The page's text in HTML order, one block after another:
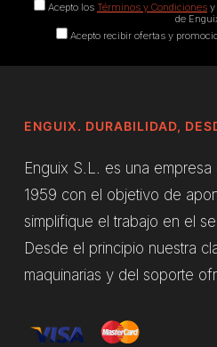
Acepto los Términos y Condicionesy
de
Acepto recibir ofertas y
ENGUIX. DURABILIDAD,
Enguix S.L. es una
1959 con el objetivo de
simplifique el trabajo en el
Desde el principio nuestra
maquinarias y del soporte